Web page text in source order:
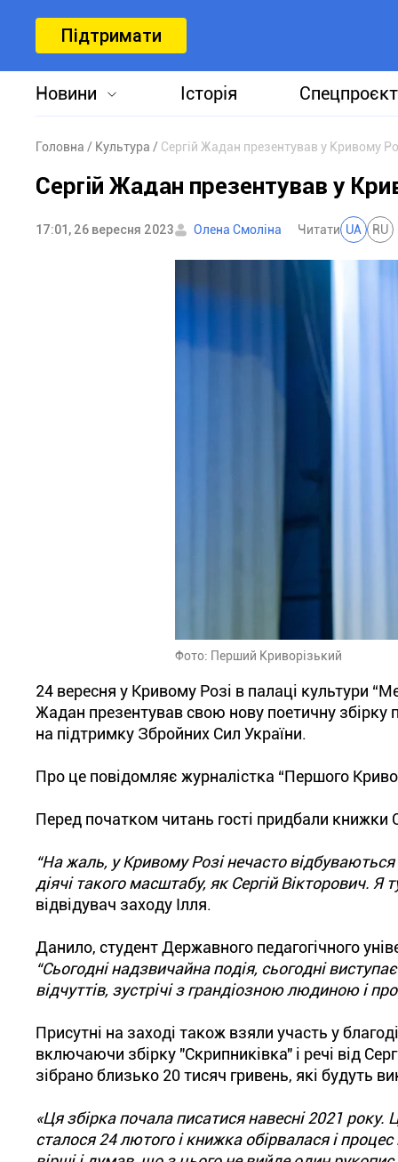
Підтримати
Новини Історія
Головна Культура Сергій Жадан презентував у Кривому
Сергій Жадан презентував у
17:01, 26 вересня 2023 Олена Смоліна Читати UA RU
Фото: Перший Криворізький
24 вересня у Кривому Розі в палаці культури
Жадан презентував свою нову поетичну
на підтримку Збройних Сил України.
Про це повідомляє журналістка “Першого
Перед початком читань гості придбали
“На жаль, у Кривому Розі нечасто
діячі такого масштабу, як Сергій Вікторович.
відвідувач заходу Ілля.
Данило, студент Державного педагогічного
“Сьогодні надзвичайна подія, сьогодні
відчуттів, зустрічі з грандіозною людиною і
Присутні на заході також взяли участь у
включаючи збірку "Скрипниківка" і речі від
зібрано близько 20 тисяч гривень, які будуть
«Ця збірка почала писатися навесні 2021
сталося 24 лютого і книжка обірвалася і